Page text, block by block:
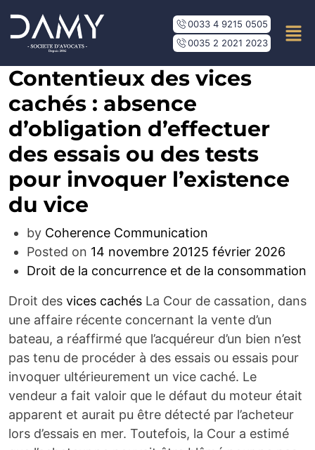
0033 4 9215 0505
0035 2 2021 2023
Contentieux des vices
cachés : absence
d’obligation d’effectuer
des essais ou des tests
pour invoquer l’existence
du vice
by Coherence Communication
Posted on 14 novembre 20125 février 2026
Droit de la concurrence et de la consommation
Droit des vices cachés La Cour de cassation, dans
une affaire récente concernant la vente d’un
bateau, a réaffirmé que l’acquéreur d’un bien n’est
pas tenu de procéder à des essais ou essais pour
invoquer ultérieurement un vice caché. Le
vendeur a fait valoir que le défaut du moteur était
apparent et aurait pu être détecté par l’acheteur
lors d’essais en mer. Toutefois, la Cour a estimé